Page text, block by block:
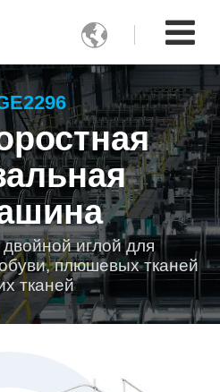

иглой для
плюшевых тканей
тканей